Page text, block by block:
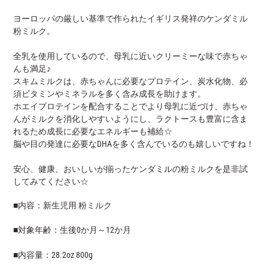
ト
に
商
品
を
追
加
す
る
ヨーロッパの厳しい基準で作られたイギリス発祥のケンダミル
粉ミルク。
全乳を使用しているので、母乳に近いクリーミーな味で赤ちゃ
んも満足♪
スキムミルクは、赤ちゃんに必要なプロテイン、炭水化物、必
須ビタミンやミネラルを多く含み成長を助けます。
ホエイプロテインを配合することでより母乳に近づけ、赤ちゃ
んがミルクを消化しやすいようにし、ラクトースも豊富に含ま
れるため成長に必要なエネルギーも補給☆
脳や目の発達に必要なDHAを多く含んでいるのも嬉しいですね！
安心、健康、おいしいが揃ったケンダミルの粉ミルクを是非試
してみてください☆
■内容：新生児用 粉ミルク
■対象年齢：生後0か月～12か月
■内容量：28.2oz 800g